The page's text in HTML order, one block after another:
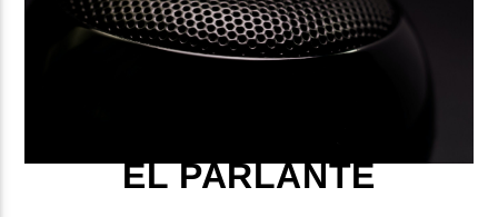
EL PARLANTE